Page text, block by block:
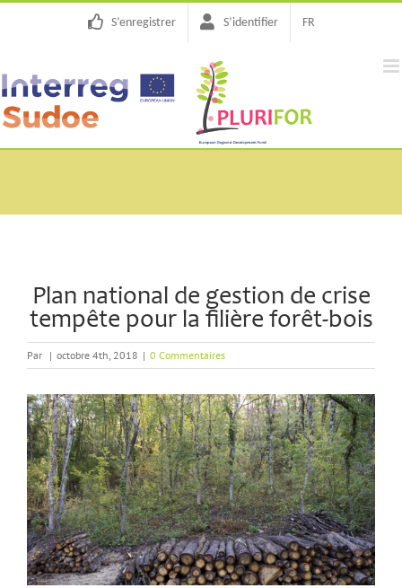
Passer
S’enregistrer S’identifier FR
Plan national de gestion de crise
tempête pour la filière forêt-bois
Par | octobre 4th, 2018 | 0 Commentaires
Voir
l'image
agrandie